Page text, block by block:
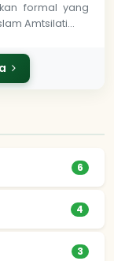
formal yang
Amtsilati…
6
4
3